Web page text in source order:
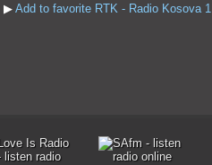
▶ Add to favorite RTK - Radio Kosova 1